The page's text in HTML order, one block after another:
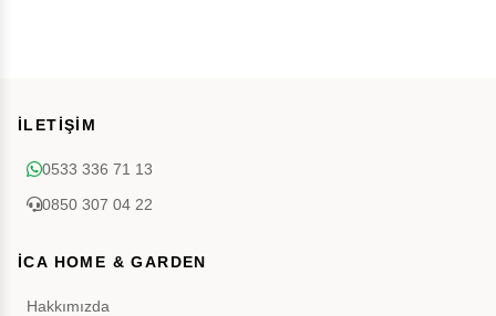
İLETİŞİM
0533 336 71 13
0850 307 04 22
İCA HOME & GARDEN
Hakkımızda